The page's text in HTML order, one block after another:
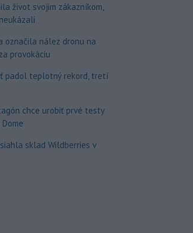
život svojim zákazníkom,
označila nález dronu na
provokáciu
padol teplotný rekord, tretí
chce urobiť prvé testy
sklad Wildberries v